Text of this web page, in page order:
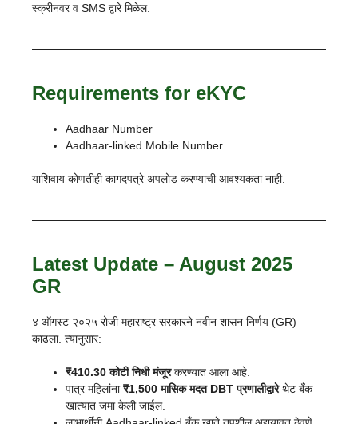
स्क्रीनवर व SMS द्वारे मिळेल.
Requirements for eKYC
Aadhaar Number
Aadhaar-linked Mobile Number
याशिवाय कोणतीही कागदपत्रे अपलोड करण्याची आवश्यकता नाही.
Latest Update – August 2025
GR
४ ऑगस्ट २०२५ रोजी महाराष्ट्र सरकारने नवीन शासन निर्णय (GR)
काढला. त्यानुसार:
₹410.30 कोटी निधी मंजूरकरण्यात आला आहे.
पात्र महिलांना₹1,500 मासिक मदत DBT प्रणालीद्वारेथेट बँक
खात्यात जमा केली जाईल.